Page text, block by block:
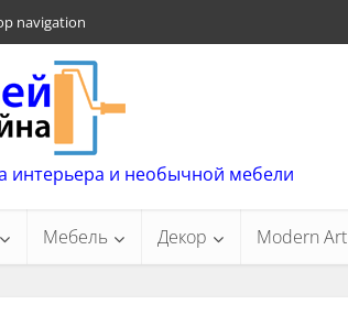
navigation
интерьера и необычной мебели
Мебель Декор Modern Art